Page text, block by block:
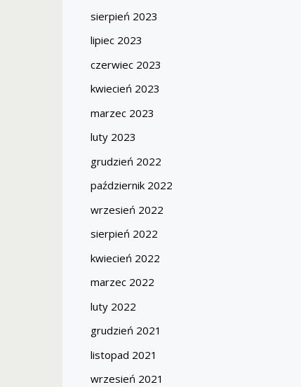
sierpień 2023
lipiec 2023
czerwiec 2023
kwiecień 2023
marzec 2023
luty 2023
grudzień 2022
październik 2022
wrzesień 2022
sierpień 2022
kwiecień 2022
marzec 2022
luty 2022
grudzień 2021
listopad 2021
wrzesień 2021